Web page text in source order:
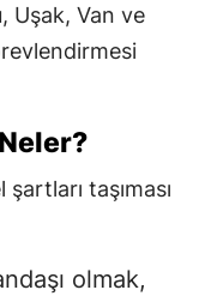
Uşak, Van ve
taşıması
olmak,